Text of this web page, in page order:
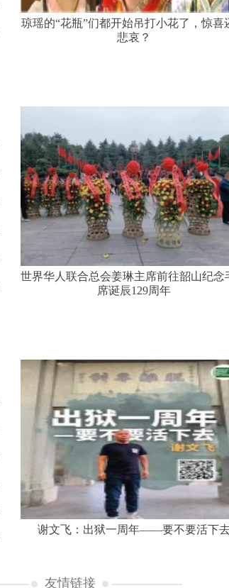
琼瑶的“花瓶”们都开始吊打小花了，惊喜
悲哀？
世界华人联合总会姜琳主席前往韶山纪念
席诞辰129周年
谢文飞：出狱一周年——要不要活下
友情链接